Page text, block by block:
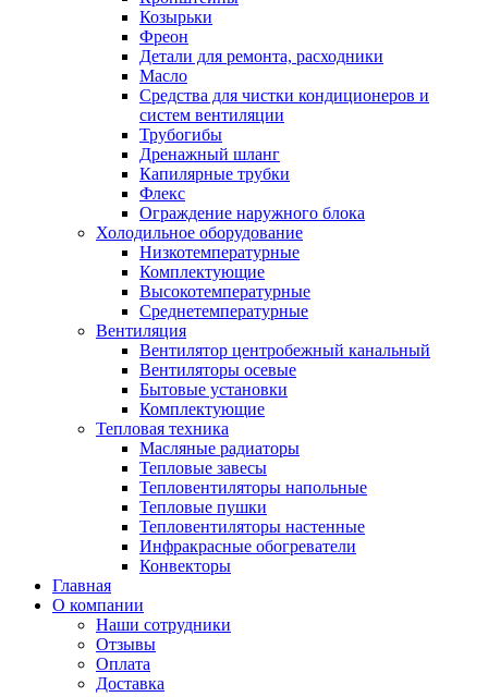
Козырьки
Фреон
Детали для ремонта, расходники
Масло
Средства для чистки кондиционеров и
систем вентиляции
Трубогибы
Дренажный шланг
Капилярные трубки
Флекс
Ограждение наружного блока
Холодильное оборудование
Низкотемпературные
Комплектующие
Высокотемпературные
Среднетемпературные
Вентиляция
Вентилятор центробежный канальный
Вентиляторы осевые
Бытовые установки
Комплектующие
Тепловая техника
Масляные радиаторы
Тепловые завесы
Тепловентиляторы напольные
Тепловые пушки
Тепловентиляторы настенные
Инфракрасные обогреватели
Конвекторы
Главная
О компании
Наши сотрудники
Отзывы
Оплата
Доставка